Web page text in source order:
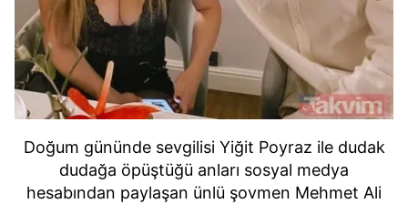
Doğum gününde sevgilisi Yiğit Poyraz ile dudak
dudağa öpüştüğü anları sosyal medya
hesabından paylaşan ünlü şovmen Mehmet Ali